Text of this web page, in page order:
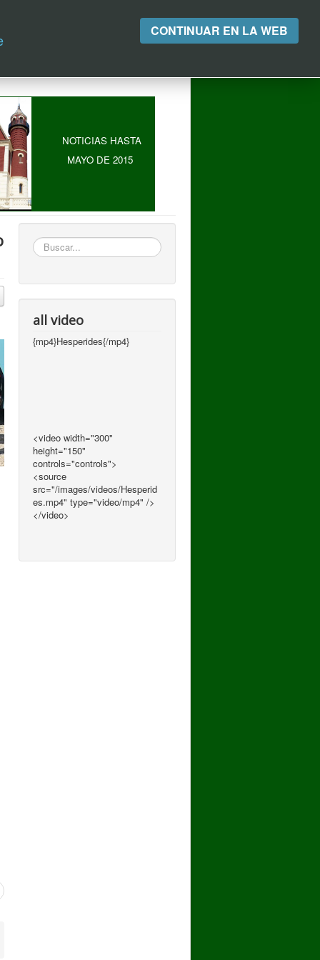
NOTICIAS HASTA
MAYO DE 2015
Buscar
all video
{mp4}Hesperides{/mp4}
<video width="300"
height="150"
controls="controls">
<source
src="/images/videos/Hesperid
es.mp4" type="video/mp4" />
</video>
CONTINUAR EN LA WEB